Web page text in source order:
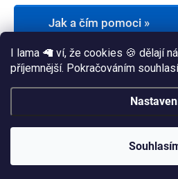
I lama 🦙 ví, že cookies 🍪 dělají
příjemnější. Pokračováním
Jak a čím pomoci »